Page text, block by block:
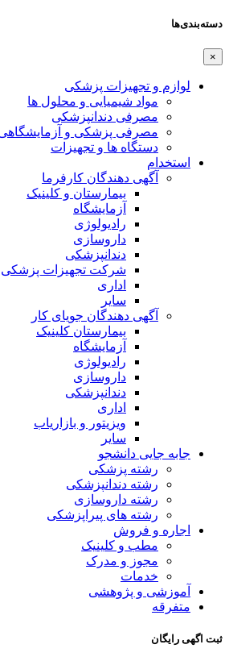
دسته‌بندی‌ها
×
لوازم و تجهیزات پزشکی
مواد شیمیایی و محلول ها
مصرفی دندانپزشکی
مصرفی پزشکی و
دستگاه ها و تجهیزات
استخدام
آگهی دهندگان کارفرما
بیمارستان و کلینیک
آزمایشگاه
رادیولوژی
داروسازی
دندانپزشکی
شرکت تجهیزات پزشکی
اداری
سایر
آگهی دهندگان جویای کار
بیمارستان کلینیک
آزمایشگاه
رادیولوژی
داروسازی
دندانپزشکی
اداری
ویزیتور و بازاریاب
سایر
جابه جایی دانشجو
رشته پزشکی
رشته دندانپزشکی
رشته داروسازی
رشته های پیراپزشکی
اجاره و فروش
مطب و کلینیک
مجوز و مدرک
خدمات
آموزشی و پژوهشی
متفرقه
ثبت اگهی رایگان